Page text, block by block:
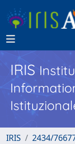
IRIS
IRIS 2434/